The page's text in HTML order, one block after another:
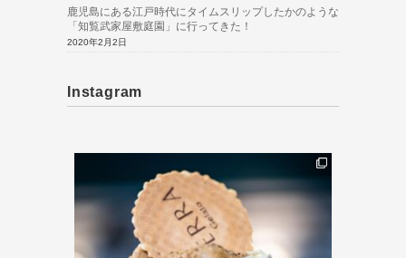
鹿児島にある江戸時代にタイムスリップしたかのような
「知覧武家屋敷庭園」に行ってきた！
2020年2月2日
Instagram